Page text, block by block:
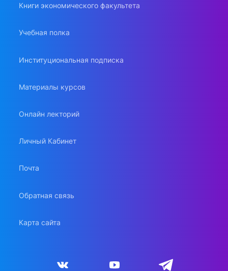
Книги экономического факультета
Учебная полка
Институциональная подписка
Материалы курсов
Онлайн лекторий
Личный Кабинет
Почта
Обратная связь
Карта сайта